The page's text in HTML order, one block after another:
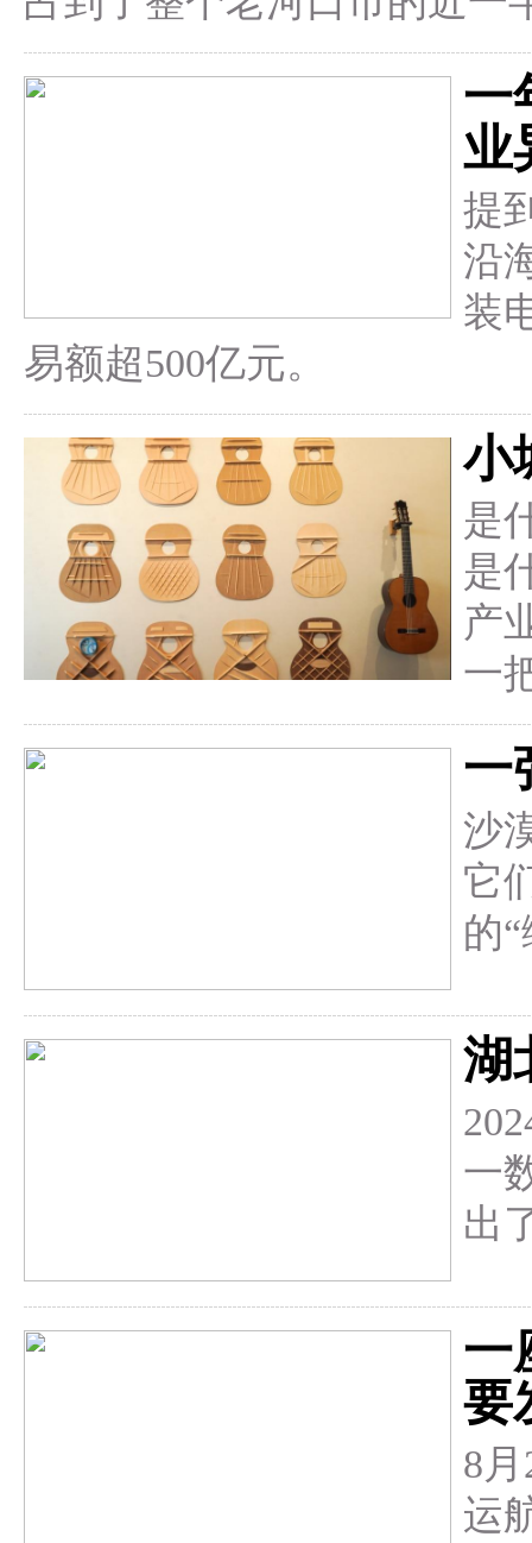
一
业
提
沿
装
易额超500亿元。
小
是
是
产
一
一
沙
它
的
湖
一
出
一
要
8
运